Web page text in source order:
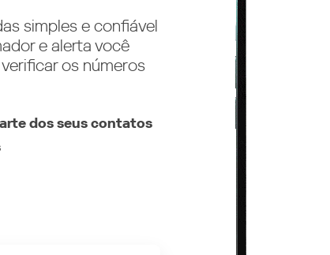
simples e confiável
e alerta você
os números
dos seus contatos